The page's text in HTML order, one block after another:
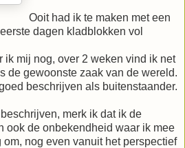
Ooit had ik te maken met een
dagen kladblokken vol
ik mij nog, over 2 weken vind ik net
de gewoonste zaak van de wereld.
beschrijven als buitenstaander.
merk ik dat ik de
ook de onbekendheid waar ik mee
nog even vanuit het perspectief